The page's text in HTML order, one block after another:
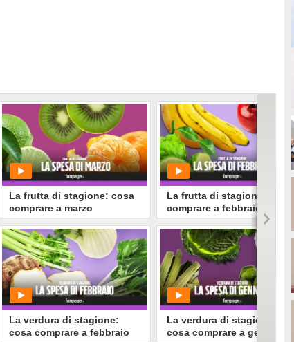
La frutta di stagione: cosa
comprare a marzo
PLAY
730164• diStile e trend
La verdura di stagione:
cosa comprare a febbraio
La frutta di stagione: cosa
comprare a febbraio
PLAY
1350285• diStile e trend
La verdura di stagione:
cosa comprare a gennaio